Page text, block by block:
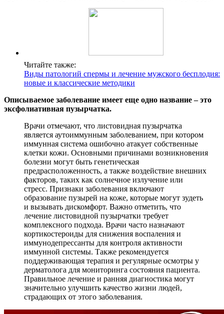
Читайте также:
Виды патологий спермы и лечение мужского бесплодия:
новые и классические методики
Описываемое заболевание имеет еще одно название – это
эксфолиативная пузырчатка.
Врачи отмечают, что листовидная пузырчатка
является аутоиммунным заболеванием, при котором
иммунная система ошибочно атакует собственные
клетки кожи. Основными причинами возникновения
болезни могут быть генетическая
предрасположенность, а также воздействие внешних
факторов, таких как солнечное излучение или
стресс. Признаки заболевания включают
образование пузырей на коже, которые могут зудеть
и вызывать дискомфорт. Важно отметить, что
лечение листовидной пузырчатки требует
комплексного подхода. Врачи часто назначают
кортикостероиды для снижения воспаления и
иммунодепрессанты для контроля активности
иммунной системы. Также рекомендуется
поддерживающая терапия и регулярные осмотры у
дерматолога для мониторинга состояния пациента.
Правильное лечение и ранняя диагностика могут
значительно улучшить качество жизни людей,
страдающих от этого заболевания.